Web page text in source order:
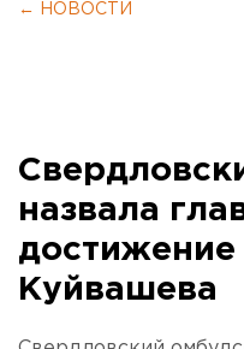
← НОВОСТИ
назвала
достижение
Куйвашева